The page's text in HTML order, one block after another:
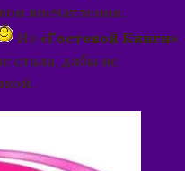
впечатления,
Из «Гостевой Книги»
стала, дабы не